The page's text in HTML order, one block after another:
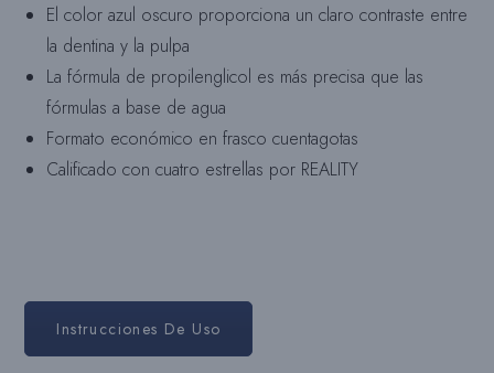
El color azul oscuro proporciona un claro contraste entre
la dentina y la pulpa
La fórmula de propilenglicol es más precisa que las
fórmulas a base de agua
Formato económico en frasco cuentagotas
Calificado con cuatro estrellas por REALITY
Instrucciones De Uso